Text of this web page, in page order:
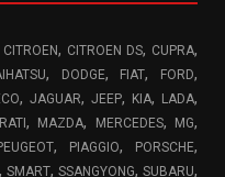
CITROEN, CITROEN DS, CUPRA,
, DODGE, FIAT, FORD,
, JAGUAR, JEEP, KIA, LADA,
, MAZDA, MERCEDES, MG,
, PIAGGIO, PORSCHE,
SMART, SSANGYONG,SUBARU,